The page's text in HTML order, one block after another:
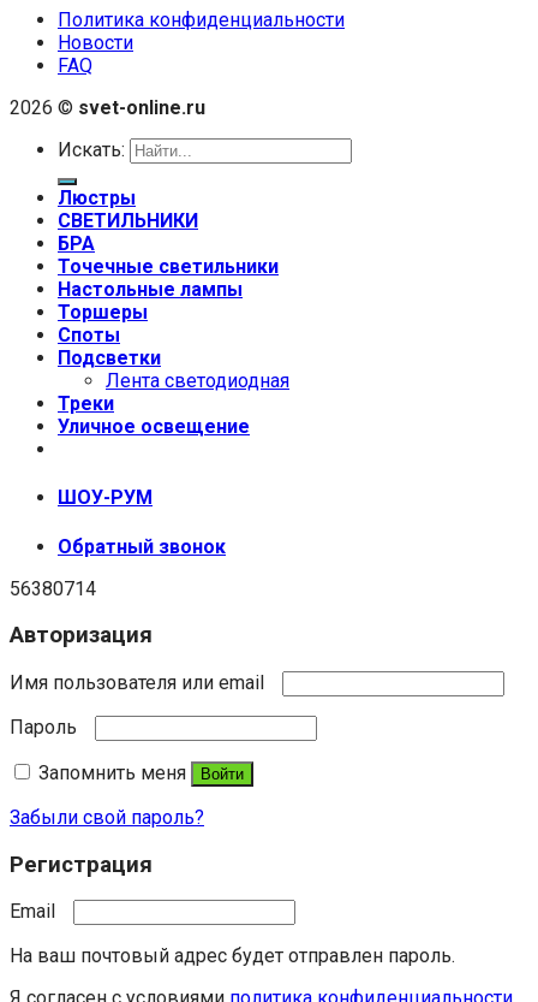
Политика конфиденциальности
Новости
FAQ
2026 © svet-online.ru
Искать:
Люстры
СВЕТИЛЬНИКИ
БРА
Точечные светильники
Настольные лампы
Торшеры
Споты
Подсветки
Лента светодиодная
Треки
Уличное освещение
ШОУ-РУМ
Обратный звонок
56380714
Авторизация
Имя пользователя или email
Пароль
Запомнить меня
Войти
Забыли свой пароль?
Регистрация
Email
На ваш почтовый адрес будет отправлен пароль.